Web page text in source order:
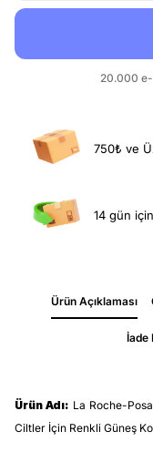
750₺ ve
14 gün
Ürün Açıklaması
İade
Ürün Adı: La Roche-
Ciltler İçin Renkli Güneş